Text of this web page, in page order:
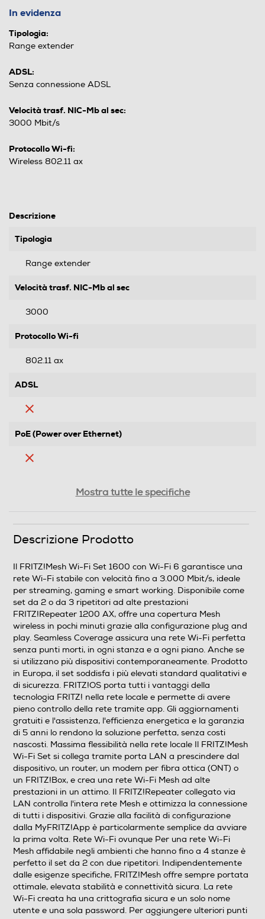
In evidenza
Tipologia:
Range extender
ADSL:
Senza connessione ADSL
Velocità trasf. NIC-Mb al sec:
3000 Mbit/s
Protocollo Wi-fi:
Wireless 802.11 ax
Descrizione
Tipologia
Range extender
Velocità trasf. NIC-Mb al sec
3000
Protocollo Wi-fi
802.11 ax
ADSL
PoE (Power over Ethernet)
FRITZ!Repeater 1200 AX per una rete Wi-Fi ottimale
ovunque • Copertura Wi-Fi completa: confezione da tre
per 4-6 stanze e confezione da due per 4 stanze o
meno • Utilizzabile con un router preesistente,
direttamente sul modem per fibra ottica (ONT) o su un
FRITZ!Box • Wi-Fi 6 fino a 3.000 Mbit/s: 2.400 nella
banda a 5 GHz e 600 Mbit/s nella banda a 2,4 GHz •
Rete Wi-Fi sicura con WPA3/WPA2 • Configurazione
semplice e intuitiva tramite MyFRITZ!App (in DE, EN,
ES, FR, IT, NL, PL) • Connessione stabile e sicura •
Aggiornamenti gratuiti senza costi nascosti • Una porte
LAN Gigabit superveloce su ogni FRITZ!Repeater per il
collegamento di altri dispositivi tramite cavo o per la
creazione di un ponte LAN • Possibilità di regolare la
luminosità dei LED oppure di spegnerli • Compatibilità
IPv6 • Risparmio energetico grazie al servizio notturno
per rete Wi-Fi e modalità ECO
Interfaccia utente
Descrizione marketing
Il FRITZ!Mesh Wi-Fi Set 1600 con Wi-Fi 6 garantisce
una rete Wi-Fi stabile con velocità fino a 3.000 Mbit/s,
ideale per streaming, gaming e smart working.
Disponibile come set da 2 o da 3 ripetitori ad alte
prestazioni FRITZ!Repeater 1200 AX, offre una
Mostra tutte le specifiche
Descrizione Prodotto
Il FRITZ!Mesh Wi-Fi Set 1600 con Wi-Fi 6 garantisce una
rete Wi-Fi stabile con velocità fino a 3.000 Mbit/s, ideale
per streaming, gaming e smart working. Disponibile come
set da 2 o da 3 ripetitori ad alte prestazioni
FRITZ!Repeater 1200 AX, offre una copertura Mesh
wireless in pochi minuti grazie alla configurazione plug and
play. Seamless Coverage assicura una rete Wi-Fi perfetta
senza punti morti, in ogni stanza e a ogni piano. Anche se
si utilizzano più dispositivi contemporaneamente. Prodotto
in Europa, il set soddisfa i più elevati standard qualitativi e
di sicurezza. FRITZ!OS porta tutti i vantaggi della
tecnologia FRITZ! nella rete locale e permette di avere
pieno controllo della rete tramite app. Gli aggiornamenti
gratuiti e l'assistenza, l'efficienza energetica e la garanzia
di 5 anni lo rendono la soluzione perfetta, senza costi
nascosti. Massima flessibilità nella rete locale Il FRITZ!Mesh
Wi-Fi Set si collega tramite porta LAN a prescindere dal
dispositivo, un router, un modem per fibra ottica (ONT) o
un FRITZ!Box, e crea una rete Wi-Fi Mesh ad alte
prestazioni in un attimo. Il FRITZ!Repeater collegato via
LAN controlla l'intera rete Mesh e ottimizza la connessione
di tutti i dispositivi. Grazie alla facilità di configurazione
dalla MyFRITZ!App è particolarmente semplice da avviare
la prima volta. Rete Wi-Fi ovunque Per una rete Wi-Fi
Mesh affidabile negli ambienti che hanno fino a 4 stanze è
perfetto il set da 2 con due ripetitori. Indipendentemente
dalle esigenze specifiche, FRITZ!Mesh offre sempre portata
ottimale, elevata stabilità e connettività sicura. La rete
Wi-Fi creata ha una crittografia sicura e un solo nome
utente e una sola password. Per aggiungere ulteriori punti